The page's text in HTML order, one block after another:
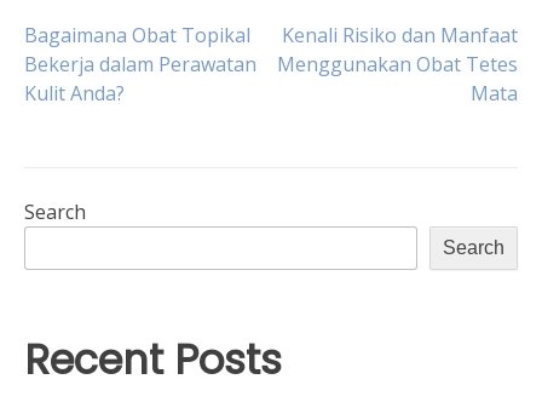
Post
navigation
Bagaimana Obat Topikal
Bekerja dalam Perawatan
Kulit Anda?
Kenali Risiko dan Manfaat
Menggunakan Obat Tetes
Mata
Search
Search
Recent Posts